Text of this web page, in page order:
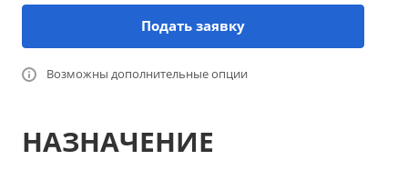
Подать заявку
Возможны дополнительные опции
НАЗНАЧЕНИЕ